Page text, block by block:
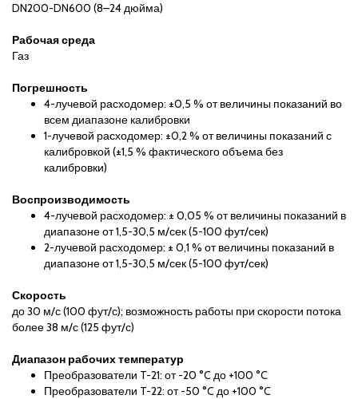
DN200-DN600 (8–24 дюйма)
Рабочая среда
Газ
Погрешность
4-лучевой расходомер: ±0,5 % от величины показаний во
всем диапазоне калибровки
1-лучевой расходомер: ±0,2 % от величины показаний с
калибровкой (±1,5 % фактического объема без
калибровки)
Воспроизводимость
4-лучевой расходомер: ± 0,05 % от величины показаний в
диапазоне от 1,5-30,5 м/сек (5-100 фут/сек)
2-лучевой расходомер: ± 0,1 % от величины показаний в
диапазоне от 1,5-30,5 м/сек (5-100 фут/сек)
Скорость
до 30 м/с (100 фут/с); возможность работы при скорости потока
более 38 м/с (125 фут/с)
Диапазон рабочих температур
Преобразователи T-21: от -20 °C до +100 °C
Преобразователи T-22: от -50 °C до +100 °C